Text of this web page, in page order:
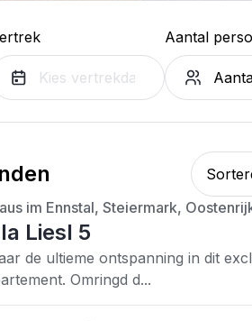
Aantal
im Ennstal, Steiermark,
Liesl 5
de ultieme ontspanning in dit
Omringd d...